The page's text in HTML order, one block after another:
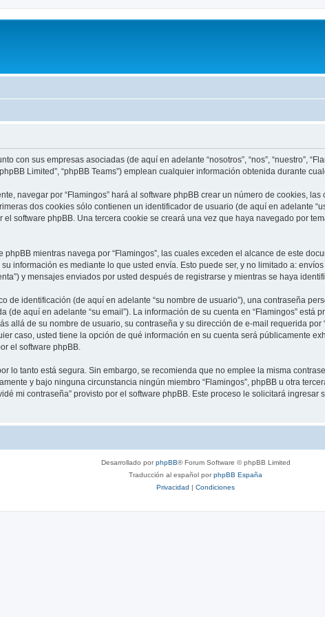
con sus empresas asociadas (de aquí en adelante “nosotros”, “nos”, “nuestro”,
“phpBB Limited”, “phpBB Teams”) emplean cualquier información obtenida durante
navegar por “Flamingos” hará al software phpBB crear un número de cookies,
dos cookies sólo contienen un identificador de usuario (de aquí en adelante
software phpBB. Una tercera cookie se creará una vez que haya navegado por
mientras navega por “Flamingos”, las cuales exceden el alcance de este
información es mediante lo que usted envía. Esto puede ser, y no limitado a:
y mensajes enviados por usted después de registrarse y mientras se haya
de identificación (de aquí en adelante “su nombre de usuario”), una contraseña
(de aquí en adelante “su email”). La información de su cuenta en “Flamingos”
allá de su nombre de usuario, su contraseña y su dirección de e-mail requerida
caso, usted tiene la opción de qué información en su cuenta será públicamente
el software phpBB.
lo tanto está segura. Sin embargo, se recomienda que no emplee la misma
y bajo ninguna circunstancia ningún miembro “Flamingos”, phpBB u otra
mi contraseña” provisto por el software phpBB. Este proceso le solicitará
Desarrollado porphpBB® Forum Software © phpBB Limited
Traducción al español porphpBB España
Privacidad | Condiciones